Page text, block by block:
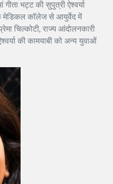
गीता भट्ट की सुपुत्री ऐश्वर्या
मेडिकल कॉलेज से आयुर्वेद में
चिल्कोटी, राज्य आंदोलनकारी
की कामयाबी को अन्य युवाओं